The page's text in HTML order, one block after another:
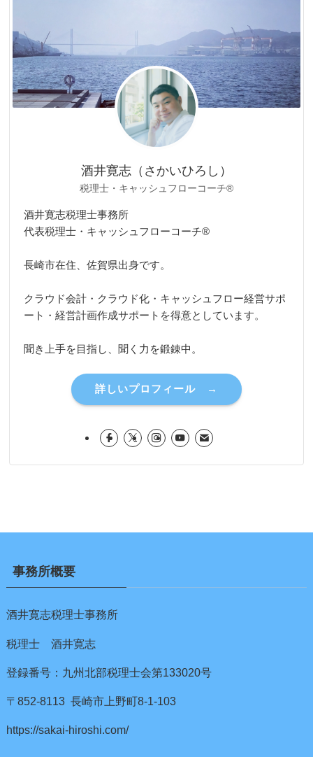
酒井寛志（さかいひろし）
税理士・キャッシュフローコーチ®
酒井寛志税理士事務所
代表税理士・キャッシュフローコーチ®
長崎市在住、佐賀県出身です。
クラウド会計・クラウド化・キャッシュフロー経営サポ
ート・経営計画作成サポートを得意としています。
聞き上手を目指し、聞く力を鍛錬中。
詳しいプロフィール →
事務所概要
酒井寛志税理士事務所
税理士 酒井寛志
登録番号：九州北部税理士会第133020号
〒852-8113 長崎市上野町8-1-103
https://sakai-hiroshi.com/